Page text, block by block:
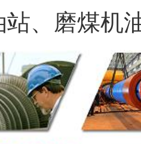
、磨煤机